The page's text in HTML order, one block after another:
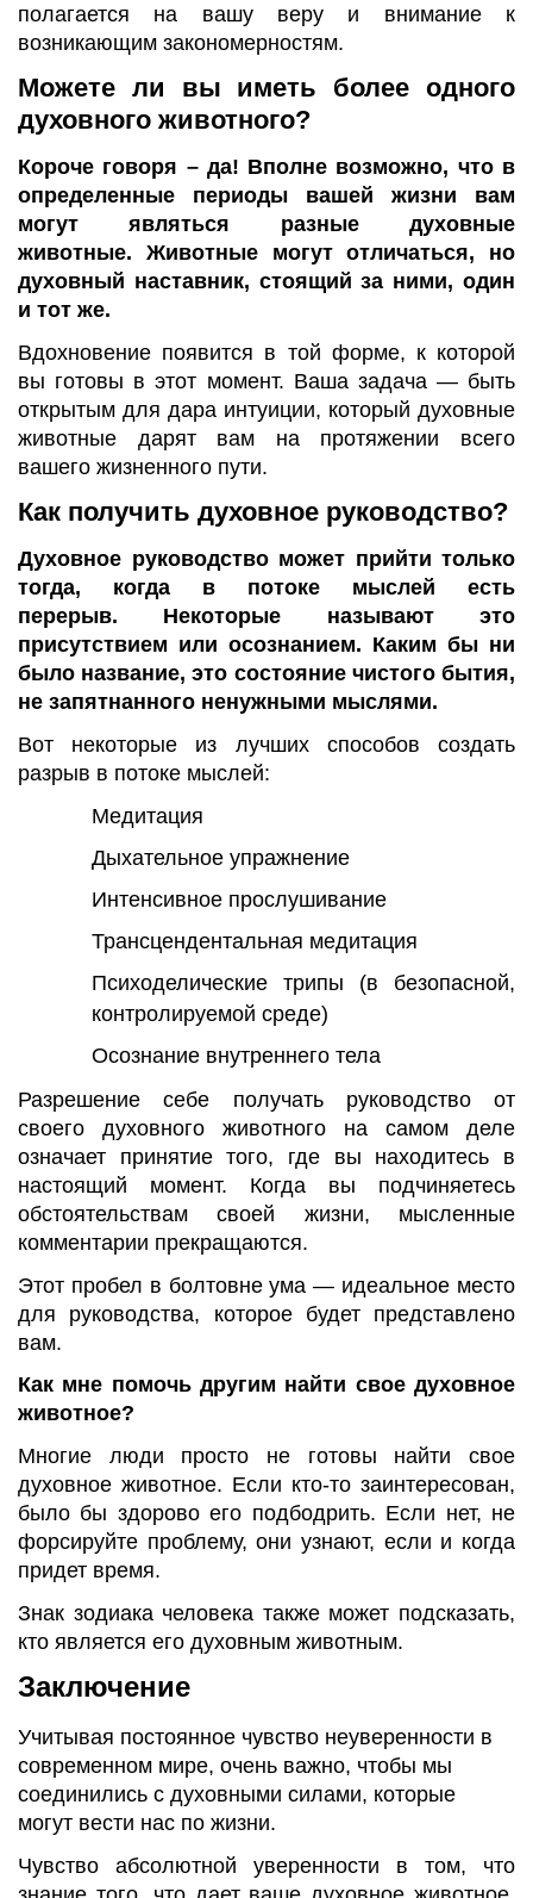
полагается на вашу веру и внимание к
возникающим закономерностям.
Можете ли вы иметь более одного
духовного животного?
Короче говоря – да! Вполне возможно, что в
определенные периоды вашей жизни вам
могут являться разные духовные
животные. Животные могут отличаться, но
духовный наставник, стоящий за ними, один
и тот же.
Вдохновение появится в той форме, к которой
вы готовы в этот момент. Ваша задача — быть
открытым для дара интуиции, который духовные
животные дарят вам на протяжении всего
вашего жизненного пути.
Как получить духовное руководство?
Духовное руководство может прийти только
тогда, когда в потоке мыслей есть
перерыв. Некоторые называют это
присутствием или осознанием. Каким бы ни
было название, это состояние чистого бытия,
не запятнанного ненужными мыслями.
Вот некоторые из лучших способов создать
разрыв в потоке мыслей:
Медитация
Дыхательное упражнение
Интенсивное прослушивание
Трансцендентальная медитация
Психоделические трипы (в безопасной,
контролируемой среде)
Осознание внутреннего тела
Разрешение себе получать руководство от
своего духовного животного на самом деле
означает принятие того, где вы находитесь в
настоящий момент. Когда вы подчиняетесь
обстоятельствам своей жизни, мысленные
комментарии прекращаются.
Этот пробел в болтовне ума — идеальное место
для руководства, которое будет представлено
вам.
Как мне помочь другим найти свое духовное
животное?
Многие люди просто не готовы найти свое
духовное животное. Если кто-то заинтересован,
было бы здорово его подбодрить. Если нет, не
форсируйте проблему, они узнают, если и когда
придет время.
Знак зодиака человека также может подсказать,
кто является его духовным животным.
Заключение
Учитывая постоянное чувство неуверенности в
современном мире, очень важно, чтобы мы
соединились с духовными силами, которые
могут вести нас по жизни.
Чувство абсолютной уверенности в том, что